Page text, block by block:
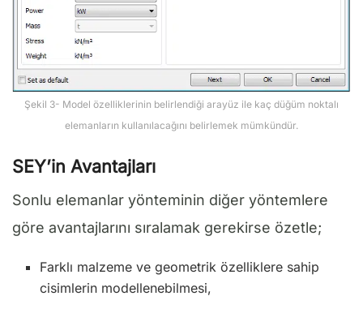
Şekil 3- Model özelliklerinin belirlendiği arayüz ile kaç düğüm noktalı
elemanların kullanılacağını belirlemek mümkündür.
SEY’in Avantajları
Sonlu elemanlar yönteminin diğer yöntemlere
göre avantajlarını sıralamak gerekirse özetle;
Farklı malzeme ve geometrik özelliklere sahip
cisimlerin modellenebilmesi,